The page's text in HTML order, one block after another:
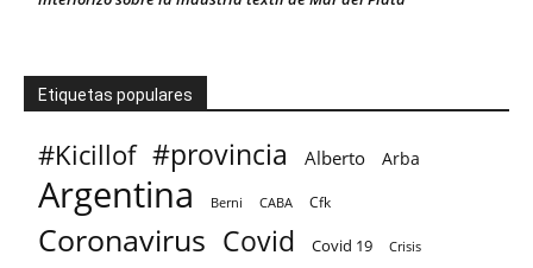
Etiquetas populares
#Kicillof #provincia Alberto Arba
Argentina Berni CABA Cfk
Coronavirus Covid Covid 19 Crisis